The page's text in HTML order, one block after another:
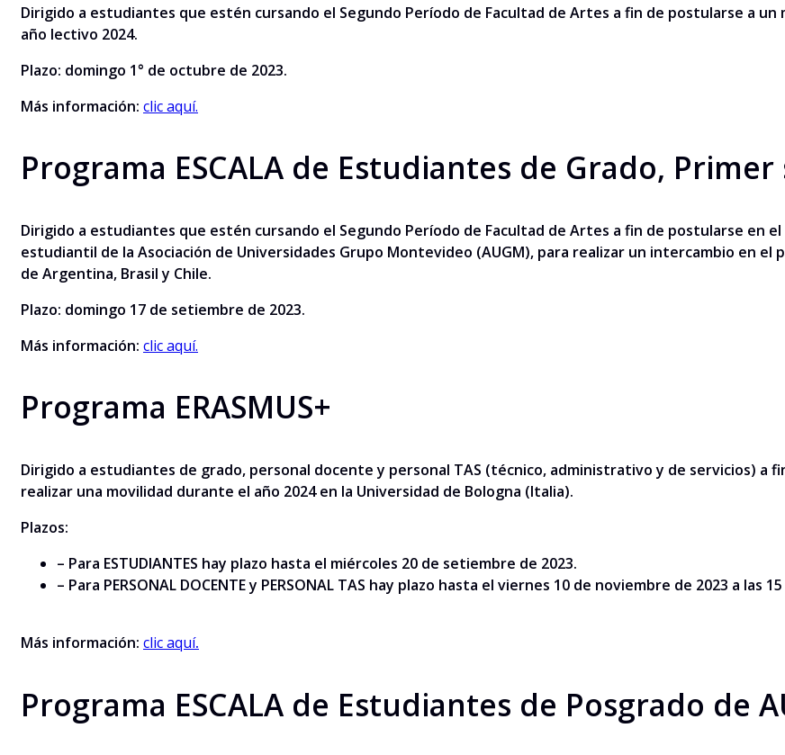
Dirigido a estudiantes que estén cursando el Segundo Período de Facultad de Artes a fin de postularse a
año lectivo 2024.
Plazo: domingo 1° de octubre de 2023.
Más información: clic aquí.
Programa ESCALA de Estudiantes de Grado,
Dirigido a estudiantes que estén cursando el Segundo Período de Facultad de Artes a fin de postularse en el
estudiantil de la Asociación de Universidades Grupo Montevideo (AUGM), para realizar un intercambio en el
de Argentina, Brasil y Chile.
Plazo: domingo 17 de setiembre de 2023.
Más información: clic aquí.
Programa ERASMUS+
Dirigido a estudiantes de grado, personal docente y personal TAS (técnico, administrativo y de servicios) a
realizar una movilidad durante el año 2024 en la Universidad de Bologna (Italia).
Plazos:
– Para ESTUDIANTES hay plazo hasta el miércoles 20 de setiembre de 2023.
– Para PERSONAL DOCENTE y PERSONAL TAS hay plazo hasta el viernes 10 de noviembre de 2023 a las 15
Más información: clic aquí.
Programa ESCALA de Estudiantes de Posgrado de